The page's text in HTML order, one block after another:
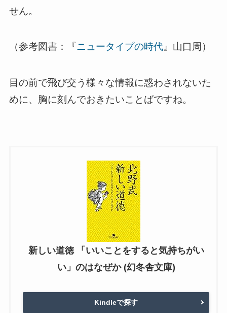
せん。
（参考図書：『ニュータイプの時代』山口周）
目の前で飛び交う様々な情報に惑わされないた
めに、胸に刻んでおきたいことばですね。
新しい道徳 「いいことをすると気持ちがい
い」のはなぜか (幻冬舎文庫)
Kindleで探す